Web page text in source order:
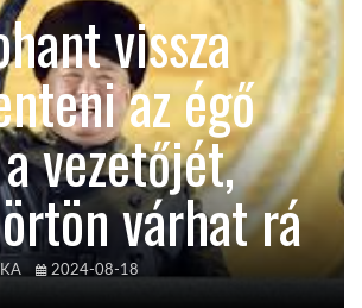
vissza
az égő
vezetőjét,
várhat rá
2024-08-18